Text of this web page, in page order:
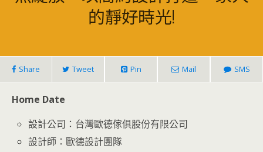
的靜好時光!
Share Tweet Pin Mail SMS
Home Date
設計公司：台灣歐德傢俱股份有限公司
設計師：歐德設計團隊